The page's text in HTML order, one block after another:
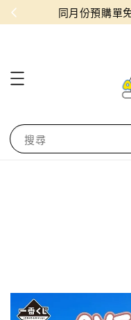
！ 同月份預購單
搜尋